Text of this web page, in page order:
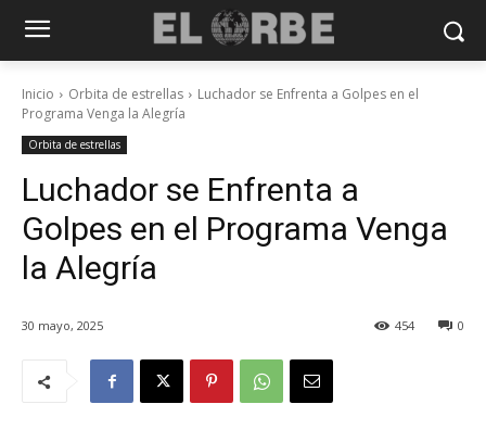
Inicio Orbita de estrellas
Luchador se Enfrenta a Golpes en el
Programa Venga la Alegría
Orbita de estrellas
Luchador se Enfrenta a
Golpes en el Programa Venga
la Alegría
30 mayo, 2025 0
454